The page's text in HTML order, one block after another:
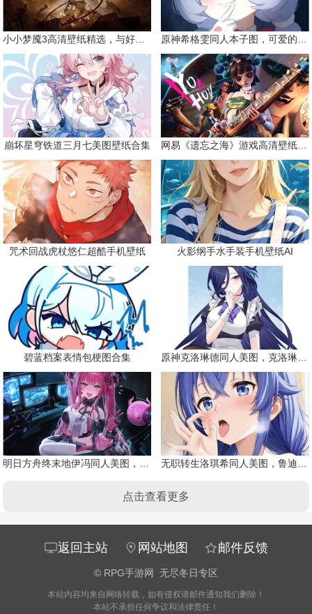
崩坏星穹铁道三月七美图壁纸合集 网易《遗忘之海》游戏高清壁纸精选
咒术回战虎杖悠仁超酷手机壁纸 火影纲手水手装手机壁纸AI
碧蓝档案表情包梗图合集
点击查看更多
返回主站 网站地图 邮件反馈
© RPG手游网 无尽冬日专区
本站内容均来自网络转载，如有侵权请邮件通知我们删除！
本站不承担任何争议和法律责任！